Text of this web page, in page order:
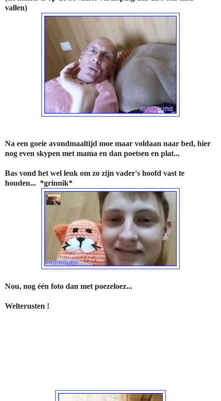
vallen)
Na een goeie avondmaaltijd moe maar voldaan naar bed, hier
nog even skypen met mama en dan poetsen en plat...
Bas vond het wel leuk om zo zijn vader's hoofd vast te
houden... *grinnik*
Nou, nog één foto dan met poezeloez...
Welterusten !